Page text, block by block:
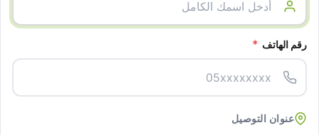
رقم الهاتف *
عنوان التوصيل